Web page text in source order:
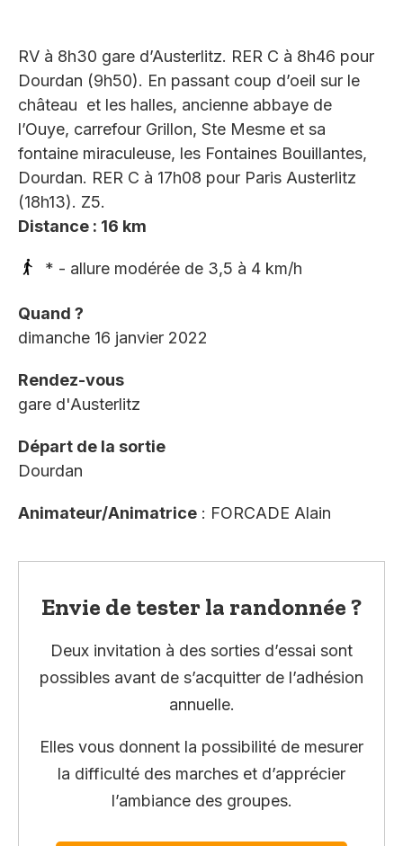
RV à 8h30 gare d’Austerlitz. RER C à 8h46 pour
Dourdan (9h50). En passant coup d’oeil sur le
château et les halles, ancienne abbaye de
l’Ouye, carrefour Grillon, Ste Mesme et sa
fontaine miraculeuse, les Fontaines Bouillantes,
Dourdan. RER C à 17h08 pour Paris Austerlitz
(18h13). Z5.
Distance : 16 km
* - allure modérée de 3,5 à 4 km/h
Quand ?
dimanche 16 janvier 2022
Rendez-vous
gare d'Austerlitz
Départ de la sortie
Dourdan
Animateur/Animatrice : FORCADE Alain
Envie de tester la randonnée ?
Deux invitation à des sorties d’essai sont
possibles avant de s’acquitter de l’adhésion
annuelle.
Elles vous donnent la possibilité de mesurer
la difficulté des marches et d’apprécier
l’ambiance des groupes.